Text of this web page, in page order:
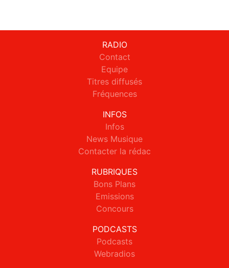
RADIO
Contact
Equipe
Titres diffusés
Fréquences
INFOS
Infos
News Musique
Contacter la rédac
RUBRIQUES
Bons Plans
Emissions
Concours
PODCASTS
Podcasts
Webradios